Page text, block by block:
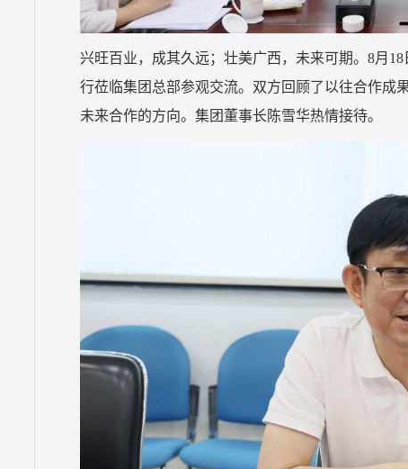
兴旺百业，成其久远；壮美广西，未来可期。8月
行莅临集团总部参观交流。双方回顾了以往合作成
未来合作的方向。集团董事长陈雪华热情接待。